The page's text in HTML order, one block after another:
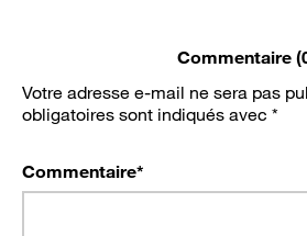
Commentaire
Votre adresse e-mail ne sera pas
obligatoires sont indiqués avec *
Commentaire*